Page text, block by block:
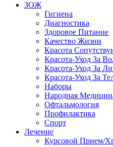
ЗОЖ
Гигиена
Диагностика
Здоровое Питание
Качество Жизни
Красота
Красота-Уход За
Красота-Уход За
Красота-Уход За
Наборы
Народная
Офтальмология
Профилактика
Спорт
Лечение
Курсовой Прием/